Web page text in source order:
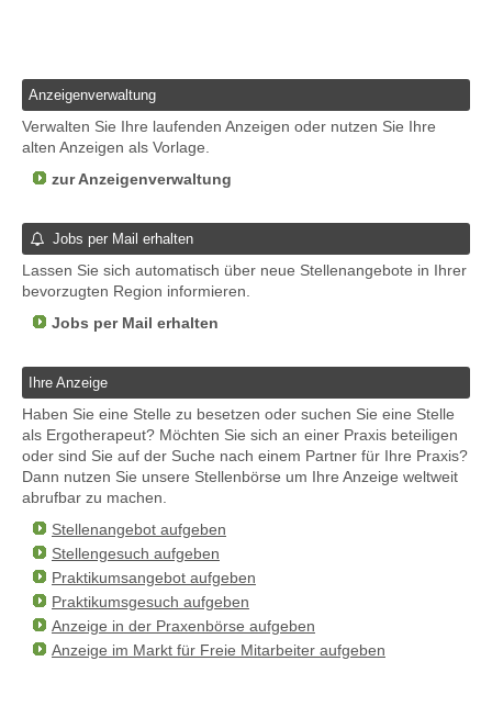
Anzeigenverwaltung
Verwalten Sie Ihre laufenden Anzeigen oder nutzen Sie Ihre
alten Anzeigen als Vorlage.
zur Anzeigenverwaltung
Jobs per Mail erhalten
Lassen Sie sich automatisch über neue Stellenangebote in Ihrer
bevorzugten Region informieren.
Jobs per Mail erhalten
Ihre Anzeige
Haben Sie eine Stelle zu besetzen oder suchen Sie eine Stelle
als Ergotherapeut? Möchten Sie sich an einer Praxis beteiligen
oder sind Sie auf der Suche nach einem Partner für Ihre Praxis?
Dann nutzen Sie unsere Stellenbörse um Ihre Anzeige weltweit
abrufbar zu machen.
Stellenangebot aufgeben
Stellengesuch aufgeben
Praktikumsangebot aufgeben
Praktikumsgesuch aufgeben
Anzeige in der Praxenbörse aufgeben
Anzeige im Markt für Freie Mitarbeiter aufgeben